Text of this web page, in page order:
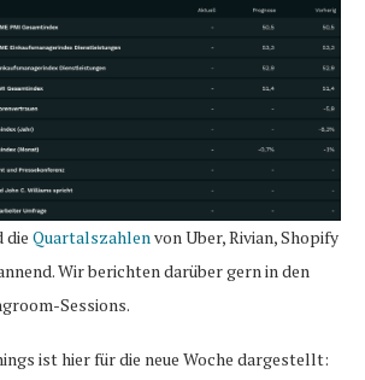
die Quartalszahlenvon Uber, Rivian, Shopify
Wir berichten darüber gern in den
Sessions.
ist hier für die neue Woche dargestellt: